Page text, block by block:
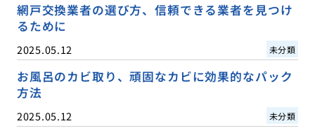
網戸交換業者の選び方、信頼できる業者を見つけ
るために
2025.05.12 未分類
お風呂のカビ取り、頑固なカビに効果的なパック
方法
2025.05.12 未分類